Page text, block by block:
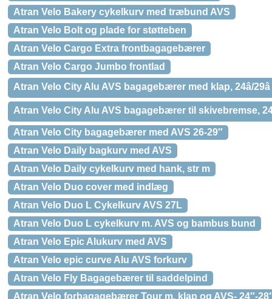
Atran Velo Bakery cykelkurv med træbund AVS
Atran Velo Bolt og plade for støtteben
Atran Velo Cargo Extra frontbagagebærer
Atran Velo Cargo Jumbo frontlad
Atran Velo City Alu AVS bagagebærer med klap, 24â/29â
Atran Velo City Alu AVS bagagebærer til skivebremse,
Atran Velo City bagagebærer med AVS 26-29″
Atran Velo Daily bagkurv med AVS
Atran Velo Daily cykelkurv med hank, str m
Atran Velo Duo cover med indlæg
Atran Velo Duo L Cykelkurv AVS 27L
Atran Velo Duo L cykelkurv m. AVS og bambus bund
Atran Velo Epic Alukurv med AVS
Atran Velo epic curve Alu AVS forkurv
Atran Velo Fly Bagagebærer til saddelpind
Atran Velo forbagagebærer Tour m. klap og AVS- 24″-